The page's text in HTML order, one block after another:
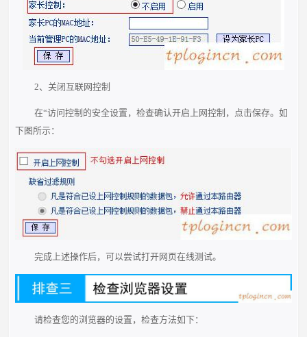
2、关闭互联网控制
在“访问控制的安全设置，检查确认开启上网控制，点击保存。如
下图所示：
完成上述操作后，可以尝试打开网页在线测试。
请检查您的浏览器的设置，检查方法如下：